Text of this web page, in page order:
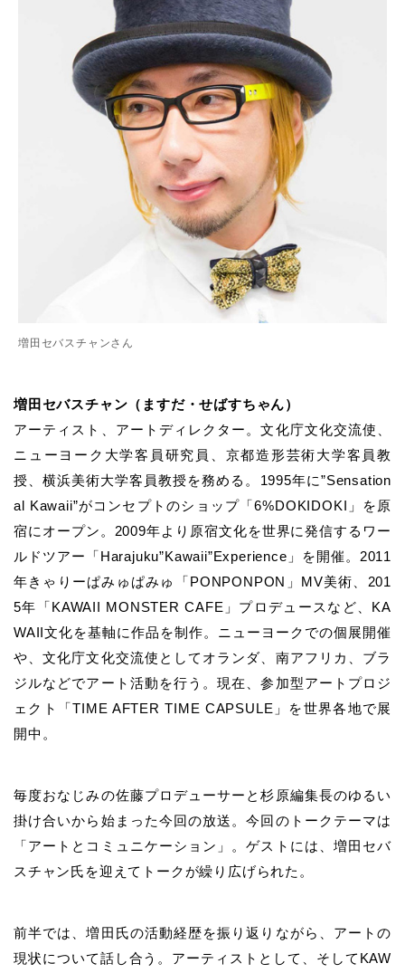
増田セバスチャンさん
増田セバスチャン（ますだ・せばすちゃん）
アーティスト、アートディレクター。文化庁文化交流使、
ニューヨーク大学客員研究員、京都造形芸術大学客員教
授、横浜美術大学客員教授を務める。1995年に”Sensation
al Kawaii”がコンセプトのショップ「6%DOKIDOKI」を原
宿にオープン。2009年より原宿文化を世界に発信するワー
ルドツアー「Harajuku”Kawaii”Experience」を開催。2011
年きゃりーぱみゅぱみゅ「PONPONPON」MV美術、201
5年「KAWAII MONSTER CAFE」プロデュースなど、KA
WAII文化を基軸に作品を制作。ニューヨークでの個展開催
や、文化庁文化交流使としてオランダ、南アフリカ、ブラ
ジルなどでアート活動を行う。現在、参加型アートプロジ
ェクト「TIME AFTER TIME CAPSULE」を世界各地で展
開中。
毎度おなじみの佐藤プロデューサーと杉原編集長のゆるい
掛け合いから始まった今回の放送。今回のトークテーマは
「アートとコミュニケーション」。ゲストには、増田セバ
スチャン氏を迎えてトークが繰り広げられた。
前半では、増田氏の活動経歴を振り返りながら、アートの
現状について話し合う。アーティストとして、そしてKAW